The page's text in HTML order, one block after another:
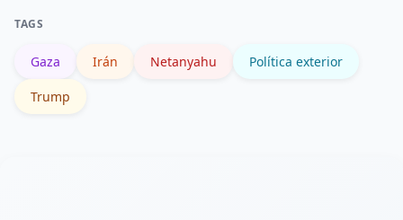
TAGS
Gaza Irán Netanyahu Política exterior
Trump